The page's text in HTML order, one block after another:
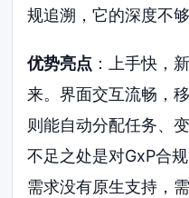
规追溯，它的深度不够
优势亮点 ：上手快，
来。界面交互流畅，
则能自动分配任务、
不足之处是对GxP合
需求没有原生支持，